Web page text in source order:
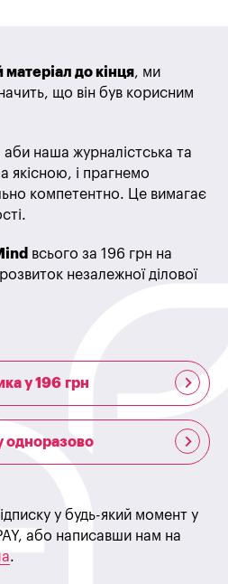
до кінця, ми
що він був корисним
наша журналістська та
якісною, і прагнемо
компетентно. Це вимагає
всього за 196 грн на
незалежної ділової
у 196 грн
одноразово
у будь-який момент у
або написавши нам на
.